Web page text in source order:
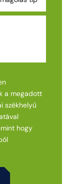
a megadott
székhelyű
hogy